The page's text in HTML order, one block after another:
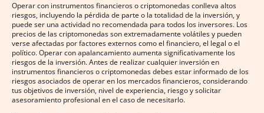
Operar con instrumentos financieros o criptomonedas conlleva altos
riesgos, incluyendo la pérdida de parte o la totalidad de la inversión, y
puede ser una actividad no recomendada para todos los inversores. Los
precios de las criptomonedas son extremadamente volátiles y pueden
verse afectadas por factores externos como el financiero, el legal o el
político. Operar con apalancamiento aumenta significativamente los
riesgos de la inversión. Antes de realizar cualquier inversión en
instrumentos financieros o criptomonedas debes estar informado de los
riesgos asociados de operar en los mercados financieros, considerando
tus objetivos de inversión, nivel de experiencia, riesgo y solicitar
asesoramiento profesional en el caso de necesitarlo.